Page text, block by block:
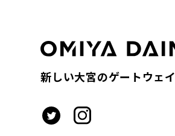
新しい大宮のゲートウェイ